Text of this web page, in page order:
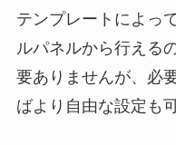
テンプレートによっ
ルパネルから行える
要ありませんが、必
ばより自由な設定も